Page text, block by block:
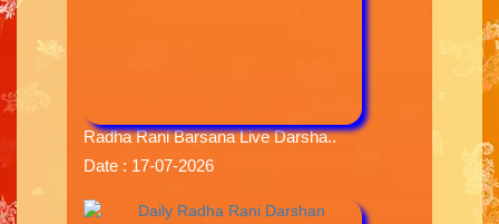
Radha Rani Barsana Live Darsha..
Date : 17-07-2026